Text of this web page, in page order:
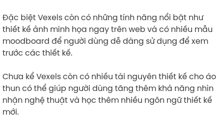
Đặc biệt Vexels còn có những tính năng nổi bật như
thiết kế ảnh minh họa ngay trên web và có nhiều mẫu
moodboard để người dùng dễ dàng sử dụng để xem
trước các thiết kế.
Chưa kể Vexels còn có nhiều tài nguyên thiết kế cho áo
thun có thể giúp người dùng tăng thêm khả năng nhìn
nhận nghệ thuật và học thêm nhiều ngôn ngữ thiết kế
mới.